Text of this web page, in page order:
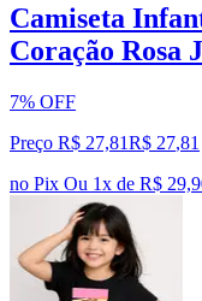
Camiseta
Coração Rosa
7% OFF
Preço R$ 27,81R$ 27,81
no Pix Ou 1x de R$